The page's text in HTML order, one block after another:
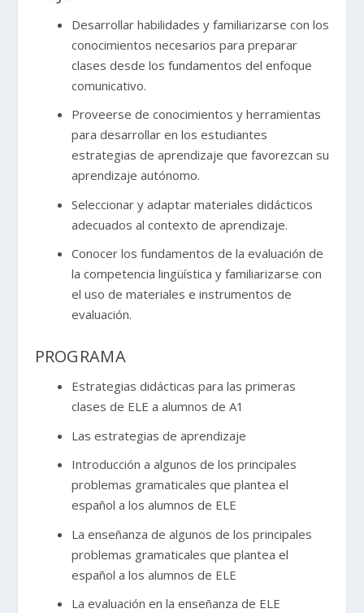
Desarrollar habilidades y familiarizarse con los
conocimientos necesarios para preparar
clases desde los fundamentos del enfoque
comunicativo.
Proveerse de conocimientos y herramientas
para desarrollar en los estudiantes
estrategias de aprendizaje que favorezcan su
aprendizaje autónomo.
Seleccionar y adaptar materiales didácticos
adecuados al contexto de aprendizaje.
Conocer los fundamentos de la evaluación de
la competencia lingüística y familiarizarse con
el uso de materiales e instrumentos de
evaluación.
PROGRAMA
Estrategias didácticas para las primeras
clases de ELE a alumnos de A1
Las estrategias de aprendizaje
Introducción a algunos de los principales
problemas gramaticales que plantea el
español a los alumnos de ELE
La enseñanza de algunos de los principales
problemas gramaticales que plantea el
español a los alumnos de ELE
La evaluación en la enseñanza de ELE